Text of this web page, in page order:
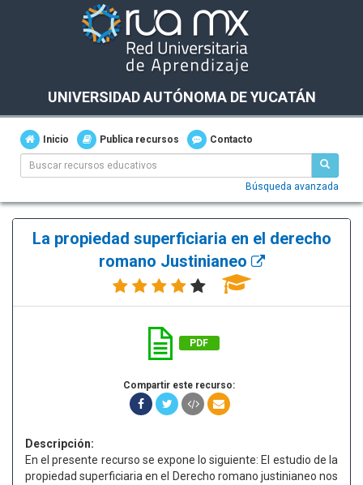
UNIVERSIDAD AUTÓNOMA DE YUCATÁN
Inicio Publica recursos Contacto
Búsqueda avanzada
La propiedad superficiaria en el derecho
romano Justinianeo
PDF
Compartir este recurso:
Descripción:
En el presente recurso se expone lo siguiente: El estudio de la
propiedad superficiaria en el Derecho romano justinianeo nos